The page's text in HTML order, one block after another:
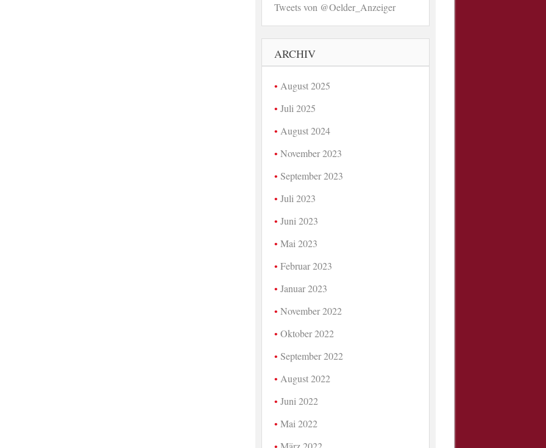
Tweets von @Oelder_Anzeiger
ARCHIV
August 2025
Juli 2025
August 2024
November 2023
September 2023
Juli 2023
Juni 2023
Mai 2023
Februar 2023
Januar 2023
November 2022
Oktober 2022
September 2022
August 2022
Juni 2022
Mai 2022